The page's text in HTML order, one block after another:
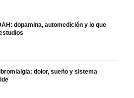
dopamina, automedición y lo que
dolor, sueño y sistema